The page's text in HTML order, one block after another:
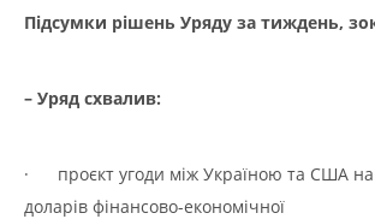
Підсумки рішень Уряду за тиждень,
– Уряд схвалив:
· проєкт угоди між Україною та США
доларів фінансово-економічної